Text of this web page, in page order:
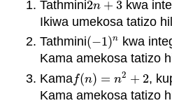
Tathmini2n + 3
2n+3 kwa
Ikiwa umekosa tatizo
Tathmini(−1)n
(−1)n kwa
Kama amekosa tatizo
Kamaf(n) = n2 + 2
f(n)= n2 +2 ,
Kama amekosa tatizo